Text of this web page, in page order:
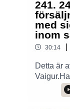
241.
med
inom
30:14
Detta är
ekonomi
föreläst